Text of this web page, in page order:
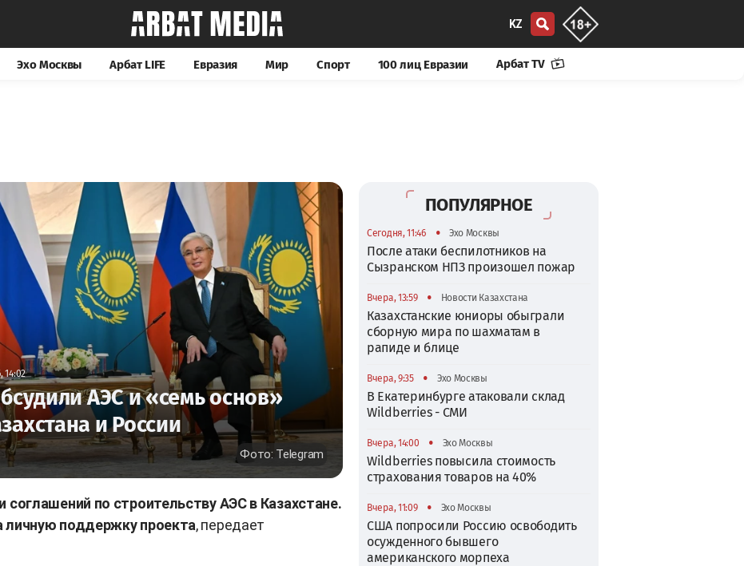
KZ
Эхо Москвы Арбат LIFE Евразия Мир Спорт 100 лиц Евразии Арбат TV
Фото: Telegram
14:02
АЭС и «семь основ»
и России
соглашений по строительству АЭС в Казахстане.
личную поддержку проекта, передает
ПОПУЛЯРНОЕ
Сегодня, 11:46 • Эхо Москвы
После атаки беспилотников на
Сызранском НПЗ произошел пожар
Вчера, 13:59 • Новости Казахстана
Казахстанские юниоры обыграли
сборную мира по шахматам в
рапиде и блице
Вчера, 9:35 • Эхо Москвы
В Екатеринбурге атаковали склад
Wildberries - СМИ
Вчера, 14:00 • Эхо Москвы
Wildberries повысила стоимость
страхования товаров на 40%
Вчера, 11:09 • Эхо Москвы
США попросили Россию освободить
осужденного бывшего
американского морпеха